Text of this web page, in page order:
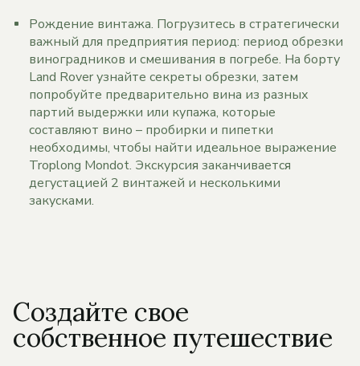
Рождение винтажа. Погрузитесь в стратегически
важный для предприятия период: период обрезки
виноградников и смешивания в погребе. На борту
Land Rover узнайте секреты обрезки, затем
попробуйте предварительно вина из разных
партий выдержки или купажа, которые
составляют вино – пробирки и пипетки
необходимы, чтобы найти идеальное выражение
Troplong Mondot. Экскурсия заканчивается
дегустацией 2 винтажей и несколькими
закусками.
Создайте свое
собственное путешествие